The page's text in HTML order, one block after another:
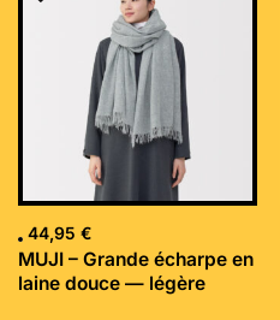
44,95 €
MUJI – Grande écharpe en
laine douce — légère